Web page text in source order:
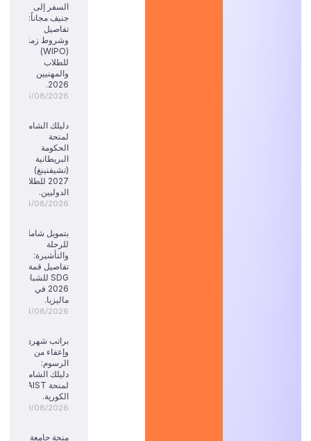
السفر إلى
جنيف مجاناً:
تفاصيل
وشروط زمالة
(WIPO)
للطلاب
والمهنيين
2026.
05/08/2026
دليلك الشامل
لمنحة
الحكومة
البريطانية
(تشيفنينغ)
2027 للطلاب
الدوليين.
04/08/2026
بتمويل شامل
للرحلة
والتأشيرة:
تفاصيل قمة
SDG للشباب
2026 في
ماليزيا.
04/08/2026
براتب شهري
وإعفاء من
الرسوم:
دليلك الشامل
لمنحة KAIST
الكورية.
03/08/2026
منحة جامعة